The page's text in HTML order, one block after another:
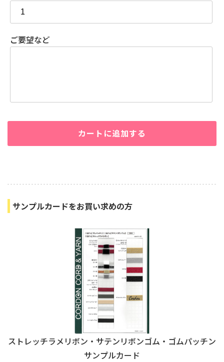
ご要望など
カートに追加する
サンプルカードをお買い求めの方
ストレッチラメリボン・サテンリボンゴム・ゴムパッチン
サンプルカード